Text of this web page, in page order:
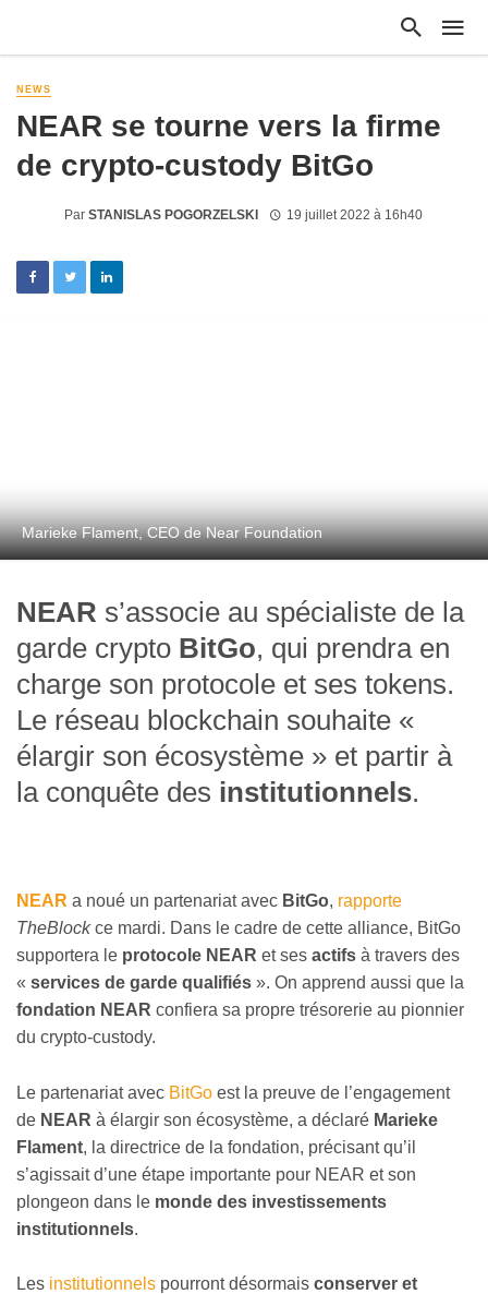
NEWS
NEAR se tourne vers la firme
de crypto-custody BitGo
Par STANISLAS POGORZELSKI 19 juillet 2022 à 16h40
Marieke Flament, CEO de Near Foundation
NEAR s’associe au spécialiste de la
garde crypto BitGo, qui prendra en
charge son protocole et ses tokens.
Le réseau blockchain souhaite «
élargir son écosystème » et partir à
la conquête des institutionnels.
NEAR a noué un partenariat avec BitGo, rapporte
TheBlockce mardi. Dans le cadre de cette alliance, BitGo
supportera le protocole NEAR et ses actifs à travers des
« services de garde qualifiés ». On apprend aussi que la
fondation NEAR confiera sa propre trésorerie au pionnier
du crypto-custody.
Le partenariat avec BitGo est la preuve de l’engagement
de NEAR à élargir son écosystème, a déclaré Marieke
Flament, la directrice de la fondation, précisant qu’il
s’agissait d’une étape importante pour NEAR et son
plongeon dans le monde des investissements
institutionnels.
Les institutionnels pourront désormais conserver et